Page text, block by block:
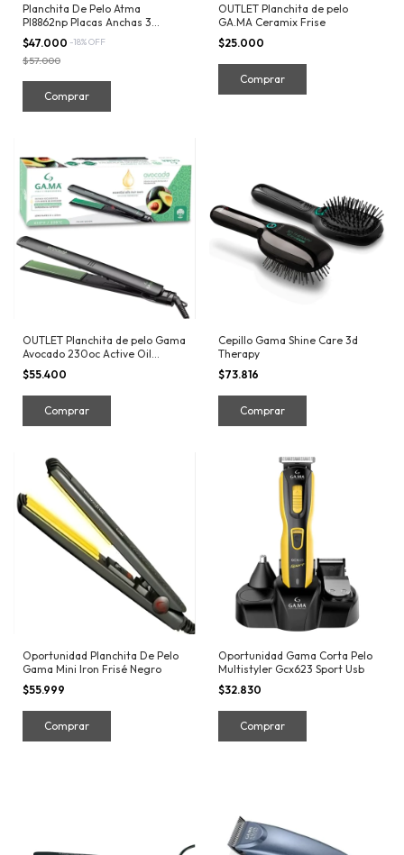
Planchita De Pelo Atma
Pl8862np Placas Anchas 3
Botones
$47.000 -18%OFF
$57.000
OUTLET Planchita de pelo
GA.MA Ceramix Frise
$25.000
OUTLET Planchita de pelo Gama
Avocado 230oc Active Oil
Technology 3c
$55.400
Cepillo Gama Shine Care 3d
Therapy
$73.816
Oportunidad Planchita De Pelo
Gama Mini Iron Frisé Negro
$55.999
Oportunidad Gama Corta Pelo
Multistyler Gcx623 Sport Usb
$32.830